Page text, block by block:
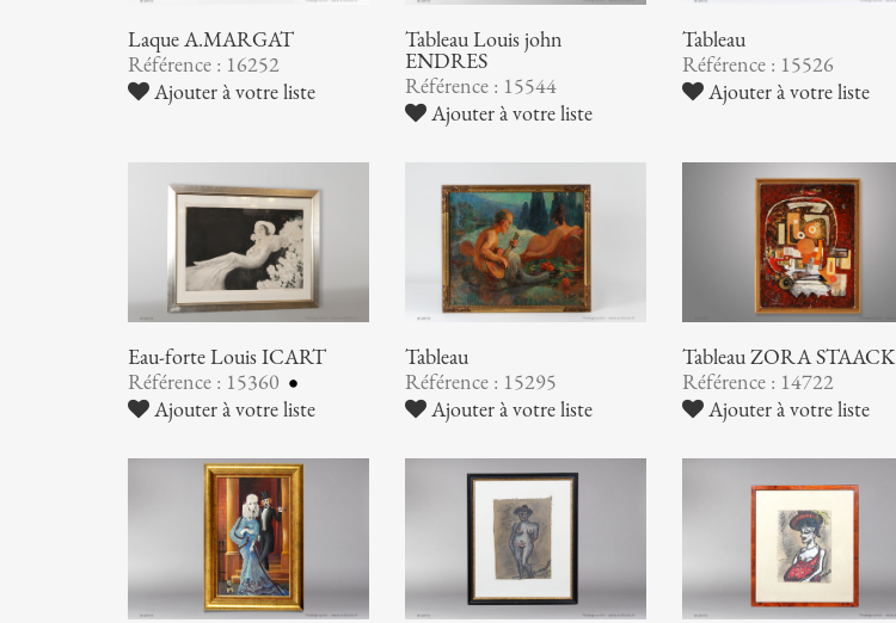
Laque A.MARGAT
Référence : 16252
Ajouter à votre liste
Tableau Louis john
ENDRES
Référence : 15544
Ajouter à votre liste
Tableau
Référence : 15526
Ajouter à votre liste
Eau-forte Louis ICART
Référence : 15360
Ajouter à votre liste
Tableau
Référence : 15295
Ajouter à votre liste
Tableau ZORA STAACK
Référence : 14722
Ajouter à votre liste